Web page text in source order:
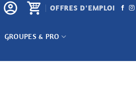
OFFRES D'EMPLOI
GROUPES & PRO